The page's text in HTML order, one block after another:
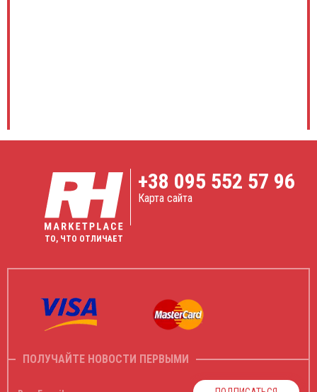
ТО, ЧТО ОТЛИЧАЕТ
+38 095 552 57 96
Карта сайта
ПОЛУЧАЙТЕ НОВОСТИ ПЕРВЫМИ